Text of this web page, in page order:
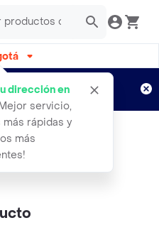
dirección en
servicio,
rápidas y
más
semanas
Aplican TyC